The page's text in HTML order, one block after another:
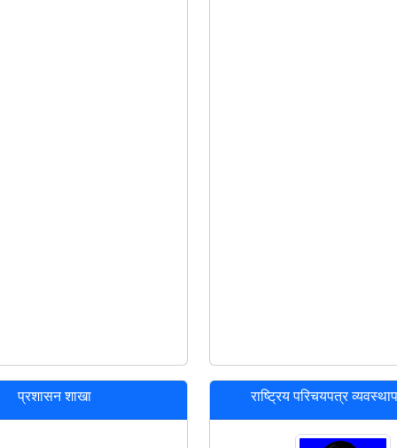
प्रशासन शाखा राष्ट्रिय परिचयपत्र